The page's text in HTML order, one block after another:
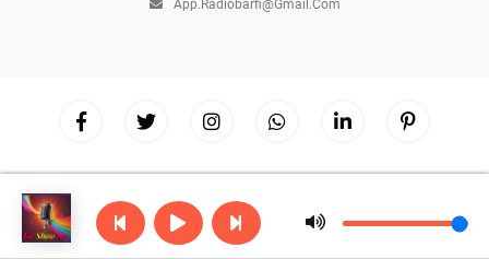
App.radiobarfi@gmail.com
Copyright © 2026Radio Barfi | Powered byHostinger